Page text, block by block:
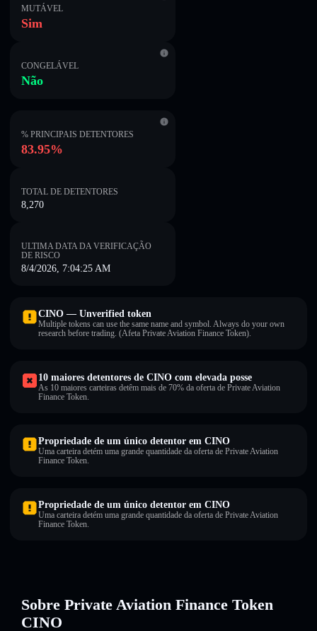
MUTÁVEL
Sim
CONGELÁVEL
Não
% PRINCIPAIS DETENTORES
83.95%
TOTAL DE DETENTORES
8,270
ULTIMA DATA DA VERIFICAÇÃO
DE RISCO
8/4/2026, 7:04:25 AM
CINO — Unverified token
Multiple tokens can use the same name and symbol. Always do your own
research before trading. (Afeta Private Aviation Finance Token).
10 maiores detentores de CINO com elevada posse
As 10 maiores carteiras detêm mais de 70% da oferta de Private Aviation
Finance Token.
Propriedade de um único detentor em CINO
Uma carteira detém uma grande quantidade da oferta de Private Aviation
Finance Token.
Propriedade de um único detentor em CINO
Uma carteira detém uma grande quantidade da oferta de Private Aviation
Finance Token.
Sobre Private Aviation Finance Token
CINO